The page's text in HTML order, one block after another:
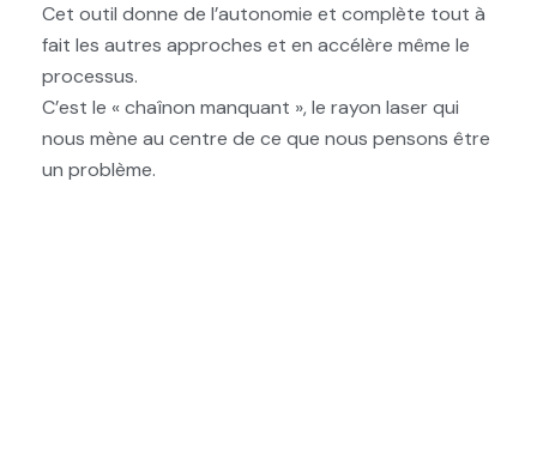
Cet outil donne de l’autonomie et complète tout à
fait les autres approches et en accélère même le
processus.
C’est le « chaînon manquant », le rayon laser qui
nous mène au centre de ce que nous pensons être
un problème.